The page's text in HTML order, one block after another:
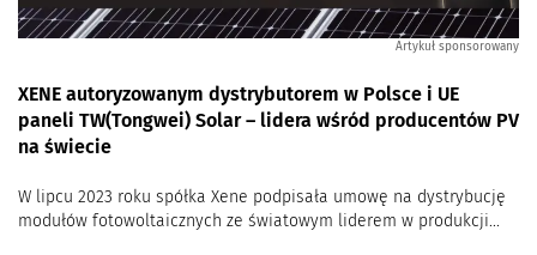
Artykuł sponsorowany
XENE autoryzowanym dystrybutorem w Polsce i UE
paneli TW(Tongwei) Solar – lidera wśród producentów PV
na świecie
W lipcu 2023 roku spółka Xene podpisała umowę na dystrybucję
modułów fotowoltaicznych ze światowym liderem w produkcji...